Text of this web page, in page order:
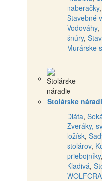
naberačky,
Stavebné
Vodováhy,
šnúry,
Murárske
Stolárske
Dláta,
Zveráky,
ložísk,
stolárov,
priebojníky,
Kladivá,